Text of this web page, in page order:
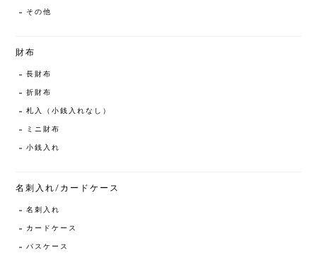
その他
財布
長財布
折財布
札入（小銭入れなし）
ミニ財布
小銭入れ
名刺入れ/カードケース
名刺入れ
カードケース
パスケース